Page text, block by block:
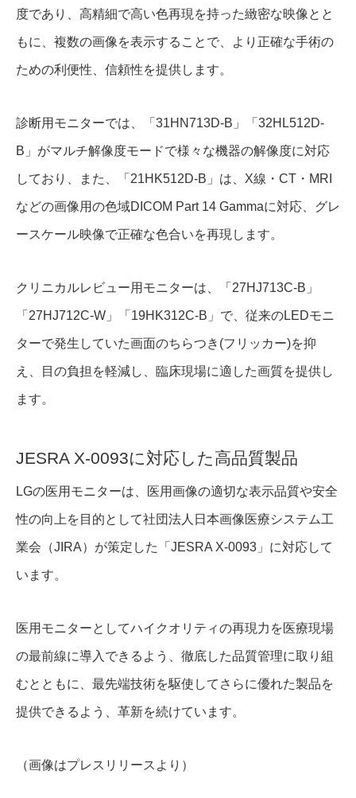
度であり、高精細で高い色再現を持った緻密な映像とと
もに、複数の画像を表示することで、より正確な手術の
ための利便性、信頼性を提供します。
診断用モニターでは、「31HN713D-B」「32HL512D-
B」がマルチ解像度モードで様々な機器の解像度に対応
しており、また、「21HK512D-B」は、X線・CT・MRI
などの画像用の色域DICOM Part 14 Gammaに対応、グレ
ースケール映像で正確な色合いを再現します。
クリニカルレビュー用モニターは、「27HJ713C-B」
「27HJ712C-W」「19HK312C-B」で、従来のLEDモニ
ターで発生していた画面のちらつき(フリッカー)を抑
え、目の負担を軽減し、臨床現場に適した画質を提供し
ます。
JESRA X-0093に対応した高品質製品
LGの医用モニターは、医用画像の適切な表示品質や安全
性の向上を目的として社団法人日本画像医療システム工
業会（JIRA）が策定した「JESRA X-0093」に対応して
います。
医用モニターとしてハイクオリティの再現力を医療現場
の最前線に導入できるよう、徹底した品質管理に取り組
むとともに、最先端技術を駆使してさらに優れた製品を
提供できるよう、革新を続けています。
（画像はプレスリリースより）